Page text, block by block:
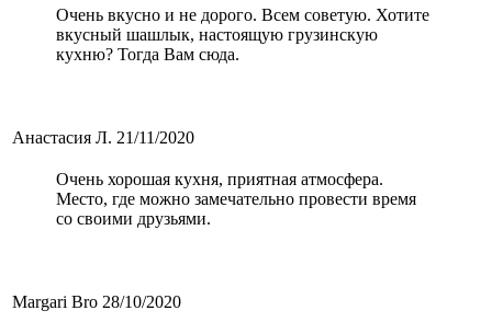
Очень вкусно и не дорого. Всем советую. Хотите
вкусный шашлык, настоящую грузинскую
кухню? Тогда Вам сюда.
Анастасия Л. 21/11/2020
Очень хорошая кухня, приятная атмосфера.
Место, где можно замечательно провести время
со своими друзьями.
Margari Bro 28/10/2020